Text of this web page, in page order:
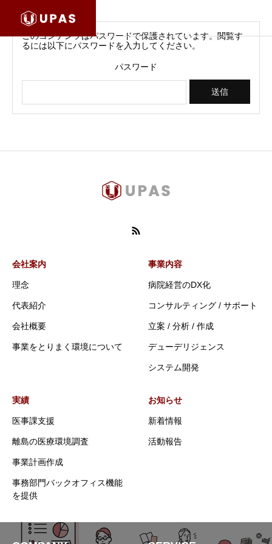
このコンテンツはパスワードで保護されています。閲覧す
るには以下にパスワードを入力してください。
パスワード
会社案内
理念
代表紹介
会社概要
事業をとりまく環境について
事業内容
病院経営のDX化
コンサルティング / サポート
立案 / 分析 / 作成
デューデリジェンス
システム開発
実績
医事課支援
離島の医療環境調査
事業計画作成
事務部門バックオフィス機能
を提供
お知らせ
新着情報
活動報告